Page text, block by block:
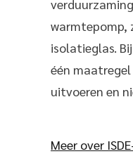
warmtepomp,
isolatieglas.
één
uitvoeren en
Meer over